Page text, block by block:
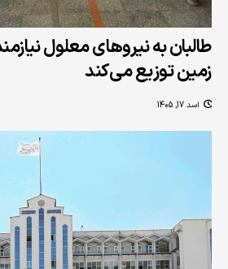
طالبان به نیروهای معلول
زمین توزیع می‌کند
اسد 17, 1405